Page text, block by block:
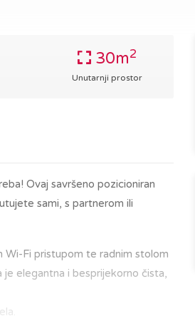
30m2
Unutarnji prostor
Ovaj savršeno pozicioniran
sami, s partnerom ili
Wi-Fi pristupom te radnim stolom
je elegantna i besprijekorno čista,